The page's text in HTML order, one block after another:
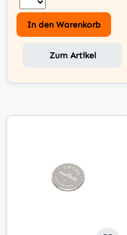
In den Warenkorb
Zum Artikel